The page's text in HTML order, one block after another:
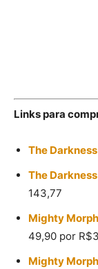
Links para
The
The
143,77
Mighty
49,90 por
Mighty